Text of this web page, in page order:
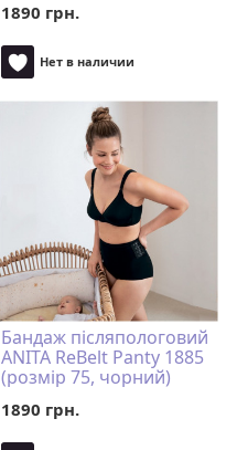
1890 грн.
Нет в наличии
Бандаж післяпологовий
ANITA ReBelt Panty 1885
(розмір 75, чорний)
1890 грн.